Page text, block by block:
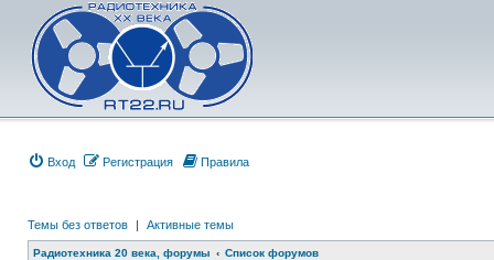
Вход Регистрация Правила
Темы без ответов | Активные темы
Радиотехника 20 века, форумы Список форумов